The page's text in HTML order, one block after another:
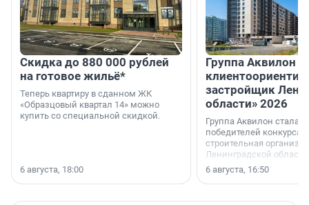
Скидка до 880 000 рублей
на готовое жильё*
Теперь квартиру в сданном ЖК
«Образцовый квартал 14» можно
купить со специальной скидкой.
6 августа, 18:00
Группа Аквилон
застройщик
области» 2026
Группа Аквилон стала
победителей конкурса
строительная
Ленинградской области
номинации «Самый
застройщик
области».
6 августа, 16:50